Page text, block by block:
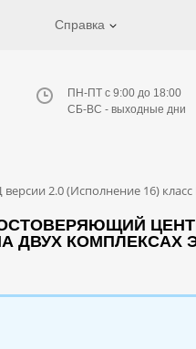
Справка
ПН-ПТ с 9:00 до 18:00
СБ-ВС - выходные дни
2.0 (Исполнение 16)
ДВУХ